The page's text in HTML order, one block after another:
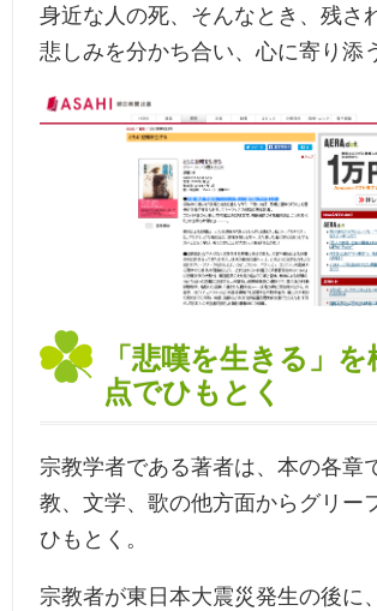
身近な人の死、そんなとき、残さ
悲しみを分かち合い、心に寄り添
「悲嘆を生きる」
点でひもとく
宗教学者である著者は、本の各章
教、文学、歌の他方面からグリー
ひもとく。
宗教者が東日本大震災発生の後に